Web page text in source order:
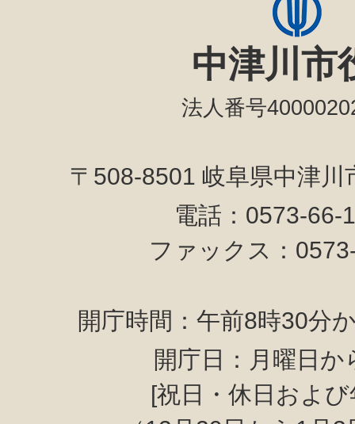
中津川市
法人番号
〒508-8501 岐阜県中津
電話：0573-
ファックス：
開庁時間：午前8時30分
開庁日：月曜日か
[祝日・休日およ